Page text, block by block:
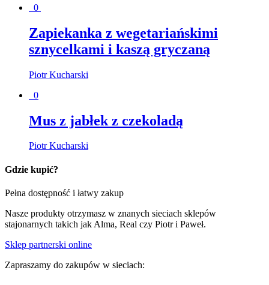
0
Zapiekanka z wegetariańskimi
sznycelkami i kaszą gryczaną
Piotr Kucharski
0
Mus z jabłek z czekoladą
Piotr Kucharski
Gdzie kupić?
Pełna dostępność i łatwy zakup
Nasze produkty otrzymasz w znanych sieciach sklepów
stajonarnych takich jak Alma, Real czy Piotr i Paweł.
Sklep partnerski online
Zapraszamy do zakupów w sieciach: